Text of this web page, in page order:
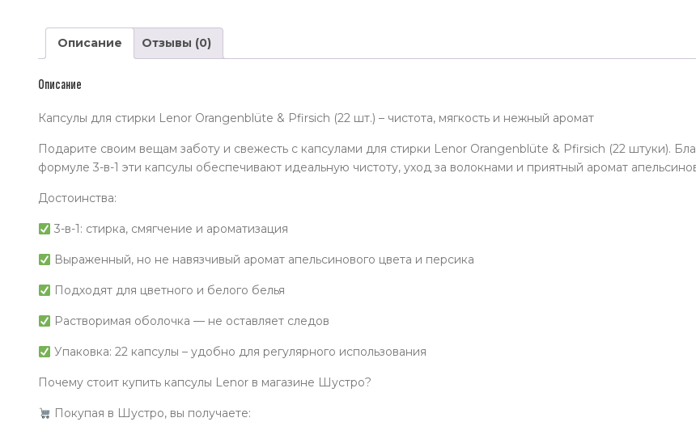
Описание Отзывы (0)
Описание
Капсулы для стирки Lenor Orangenblüte & Pfirsich (22 шт.) – чистота, мягкость и нежный аромат
Подарите своим вещам заботу и свежесть с капсулами для стирки Lenor Orangenblüte & Pfirsich (22 штуки).
формуле 3-в-1 эти капсулы обеспечивают идеальную чистоту, уход за волокнами и приятный аромат
Достоинства:
3-в-1: стирка, смягчение и ароматизация
Выраженный, но не навязчивый аромат апельсинового цвета и персика
Подходят для цветного и белого белья
Растворимая оболочка — не оставляет следов
Упаковка: 22 капсулы – удобно для регулярного использования
Почему стоит купить капсулы Lenor в магазине Шустро?
Покупая в Шустро, вы получаете: